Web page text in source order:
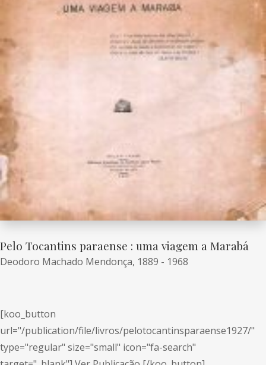
Pelo Tocantins paraense : uma viagem a Marabá
Deodoro Machado Mendonça, 1889 - 1968
[koo_button
url="/publication/file/livros/pelotocantinsparaense1927/"
type="regular" size="small" icon="fa-search"